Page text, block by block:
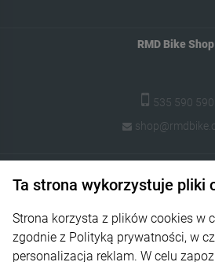
RMD Bike Shop
535 590 590
Płatności i
Ta strona wykorzystuje pliki
Strona korzysta z plików cookies w
zgodnie z Polityką prywatności, w
personalizacja reklam. W celu